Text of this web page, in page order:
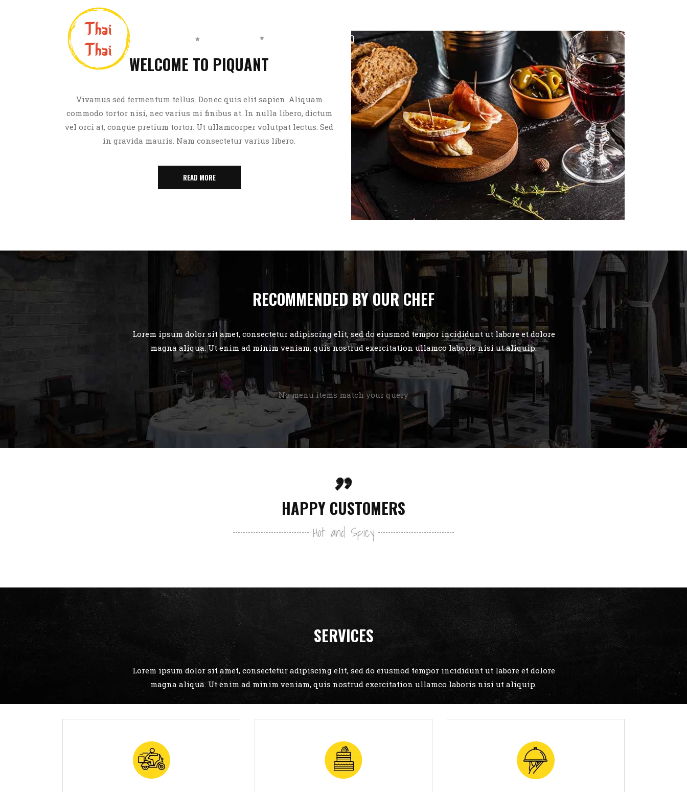
(216) 226-4890
WELCOME TO PIQUANT
Vivamus sed fermentum tellus. Donec quis elit sapien. Aliquam
commodo tortor nisi, nec varius mi finibus at. In nulla libero, dictum
vel orci at, congue pretium tortor. Ut ullamcorper volutpat lectus. Sed
in gravida mauris. Nam consectetur varius libero.
READ MORE
RECOMMENDED BY OUR CHEF
Lorem ipsum dolor sit amet, consectetur adipiscing elit, sed do eiusmod tempor incididunt ut labore et dolore
magna aliqua. Ut enim ad minim veniam, quis nostrud exercitation ullamco laboris nisi ut aliquip.
No menu items match your query
HAPPY CUSTOMERS
Hot and Spicy
SERVICES
Lorem ipsum dolor sit amet, consectetur adipiscing elit, sed do eiusmod tempor incididunt ut labore et dolore
magna aliqua. Ut enim ad minim veniam, quis nostrud exercitation ullamco laboris nisi ut aliquip.
Sed viverra leo eget aliquam
ultricies. Lorem ipsum dolor sit
Sed viverra leo eget aliquam
ultricies. Lorem ipsum dolor sit
Sed viverra leo eget aliquam
ultricies. Lorem ipsum dolor sit